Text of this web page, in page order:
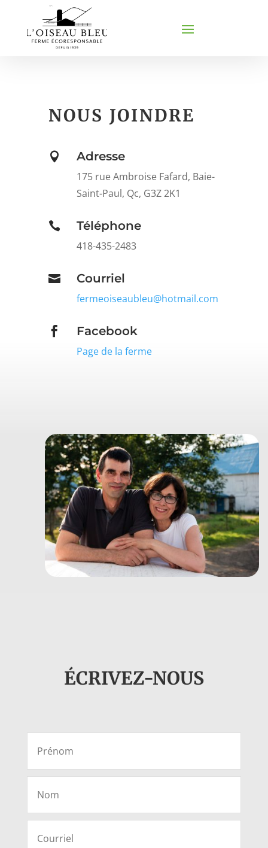
NOUS JOINDRE
 Adresse
175 rue Ambroise Fafard, Baie-
Saint-Paul, Qc, G3Z 2K1
 Téléphone
418-435-2483
 Courriel
fermeoiseaubleu@hotmail.com
 Facebook
Page de la ferme
ÉCRIVEZ-NOUS